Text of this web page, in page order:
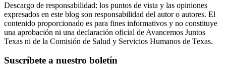
Descargo de responsabilidad: los puntos de vista y las opiniones
expresados en este blog son responsabilidad del autor o autores. El
contenido proporcionado es para fines informativos y no constituye
una aprobación ni una declaración oficial de Avancemos Juntos
Texas ni de la Comisión de Salud y Servicios Humanos de Texas.
Suscríbete a nuestro boletín